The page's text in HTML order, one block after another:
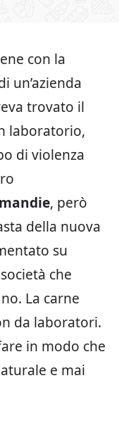
con la
un’azienda
trovato il
laboratorio,
di violenza
, però
della nuova
su
che
La carne
da laboratori.
in modo che
e mai